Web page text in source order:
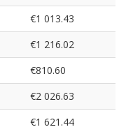
€1 013.43
€1 216.02
€810.60
€2 026.63
€1 621.44